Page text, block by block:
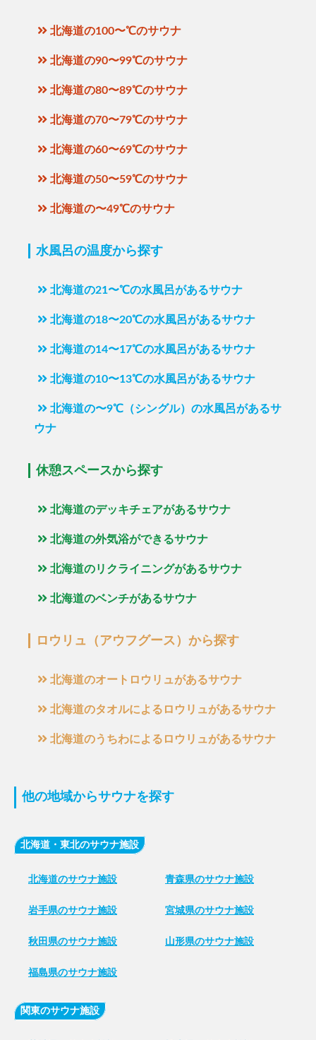
北海道の100〜℃のサウナ
北海道の90〜99℃のサウナ
北海道の80〜89℃のサウナ
北海道の70〜79℃のサウナ
北海道の60〜69℃のサウナ
北海道の50〜59℃のサウナ
北海道の〜49℃のサウナ
水風呂の温度から探す
北海道の21〜℃の水風呂があるサウナ
北海道の18〜20℃の水風呂があるサウナ
北海道の14〜17℃の水風呂があるサウナ
北海道の10〜13℃の水風呂があるサウナ
北海道の〜9℃（シングル）の水風呂があるサ
ウナ
休憩スペースから探す
北海道のデッキチェアがあるサウナ
北海道の外気浴ができるサウナ
北海道のリクライニングがあるサウナ
北海道のベンチがあるサウナ
ロウリュ（アウフグース）から探す
北海道のオートロウリュがあるサウナ
北海道のタオルによるロウリュがあるサウナ
北海道のうちわによるロウリュがあるサウナ
他の地域からサウナを探す
北海道・東北のサウナ施設
北海道のサウナ施設 青森県のサウナ施設
岩手県のサウナ施設 宮城県のサウナ施設
秋田県のサウナ施設 山形県のサウナ施設
福島県のサウナ施設
関東のサウナ施設